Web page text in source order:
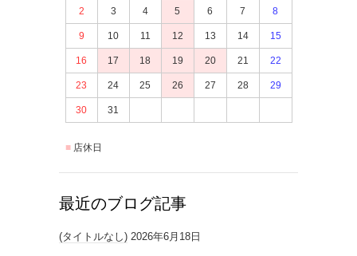
2 3 4 5 6 7 8
9 10 11 12 13 14 15
16 17 18 19 20 21 22
23 24 25 26 27 28 29
30 31
店休日
最近のブログ記事
(タイトルなし) 2026年6月18日